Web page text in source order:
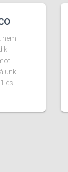
nem
és